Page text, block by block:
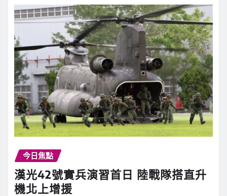
今日焦點
漢光42號實兵演習首日 陸戰隊搭直升
機北上增援